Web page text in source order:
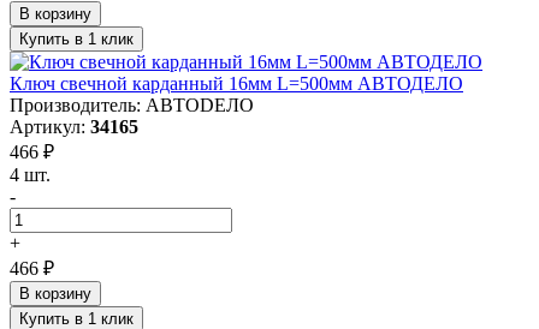
В корзину
Купить в 1 клик
Ключ свечной карданный 16мм L=500мм АВТОДЕЛО
Производитель: АВТОDЕЛО
Артикул: 34165
466 ₽
4 шт.
-
+
466 ₽
В корзину
Купить в 1 клик